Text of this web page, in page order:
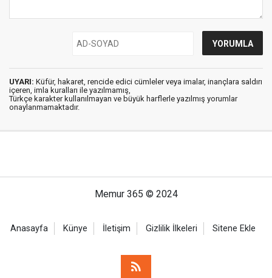
UYARI: Küfür, hakaret, rencide edici cümleler veya imalar, inançlara saldırı
içeren, imla kuralları ile yazılmamış,
Türkçe karakter kullanılmayan ve büyük harflerle yazılmış yorumlar
onaylanmamaktadır.
Memur 365 © 2024
Anasayfa Künye İletişim Gizlilik İlkeleri Sitene Ekle